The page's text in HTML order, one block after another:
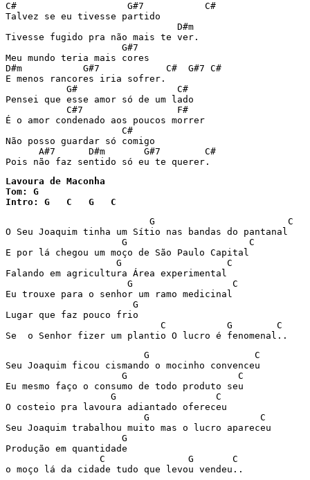
C#                    G#7           C#
Talvez se eu tivesse partido
                               D#m
Tivesse fugido pra não mais te ver.
                     G#7
Meu mundo teria mais cores
D#m           G#7            C#  G#7 C#
E menos rancores iria sofrer.
           G#                  C#
Pensei que esse amor só de um lado
           C#7                 F#
É o amor condenado aos poucos morrer
                     C#
Não posso guardar só comigo
      A#7      D#m       G#7        C#
Pois não faz sentido só eu te querer.
Lavoura de Maconha
Tom: G
Intro: G   C   G   C
                          G                        C
O Seu Joaquim tinha um Sítio nas bandas do pantanal
                     G                      C
E por lá chegou um moço de São Paulo Capital
                    G                   C
Falando em agricultura Área experimental
                      G                  C
Eu trouxe para o senhor um ramo medicinal
                       G
Lugar que faz pouco frio
                            C           G        C
Se  o Senhor fizer um plantio O lucro é fenomenal..
                         G                   C
Seu Joaquim ficou cismando o mocinho convenceu
                     G                    C
Eu mesmo faço o consumo de todo produto seu
                   G                  C
O costeio pra lavoura adiantado ofereceu
                         G                    C
Seu Joaquim trabalhou muito mas o lucro apareceu
                     G
Produção em quantidade
                 C               G       C
o moço lá da cidade tudo que levou vendeu..